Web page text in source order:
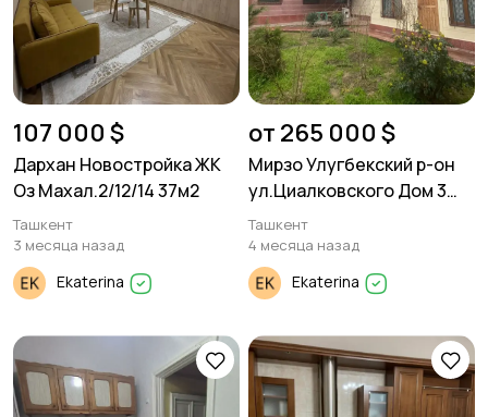
107 000 $
Дархан Новостройка ЖК
Оз Махал.2/12/14 37м2
Ташкент
3 месяца назад
Ekaterina
от 265 000 $
Мирзо Улугбекский р-он
ул.Циалковского Дом 3
уровня 250м².
Ташкент
4 месяца назад
Ekaterina